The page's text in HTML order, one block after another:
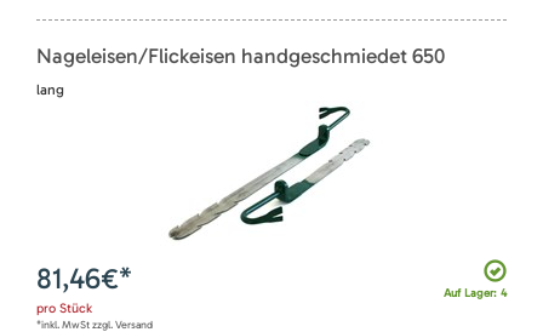
Nageleisen/Flickeisen handgeschmiedet 650
lang
Auf Lager: 4
81,46€*
pro Stück
*inkl. MwSt zzgl. Versand